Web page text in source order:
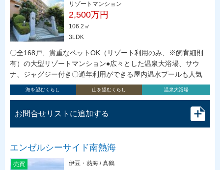
リゾートマンション
2,500万円
106.2㎡
3LDK
〇全168戸、貴重なペットOK（リゾート利用のみ、※飼育細則
有）の大型リゾートマンション●広々とした温泉大浴場、サウ
ナ、ジャグジー付き〇通年利用ができる屋内温水プールも人気
海を望むくらし 山を望むくらし 温泉大浴場
お問合せリストに追加する
エンゼルシーサイド南熱海
売買
伊豆・熱海 / 真鶴